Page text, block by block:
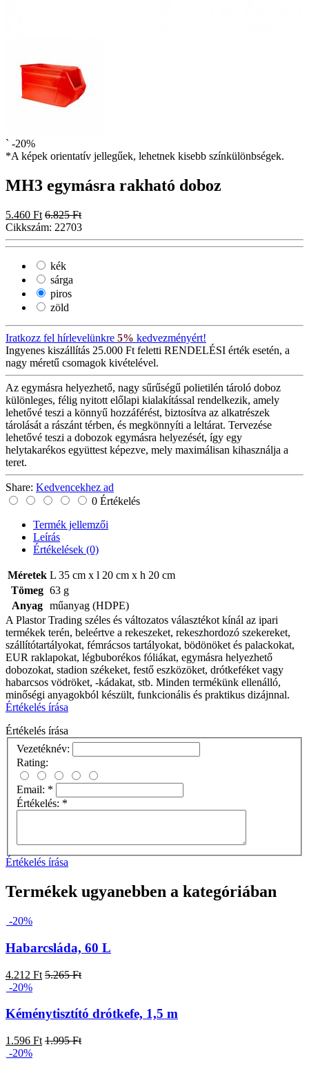
` -20%
*A képek orientatív jellegűek, lehetnek kisebb színkülönbségek.
MH3 egymásra rakható doboz
5.460 Ft 6.825 Ft
Cikkszám: 22703
kék
sárga
piros
zöld
Iratkozz fel hírlevelünkre 5% kedvezményért!
Ingyenes kiszállítás 25.000 Ft feletti RENDELÉSI érték esetén, a
nagy méretű csomagok kivételével.
Az egymásra helyezhető, nagy sűrűségű polietilén tároló doboz
különleges, félig nyitott előlapi kialakítással rendelkezik, amely
lehetővé teszi a könnyű hozzáférést, biztosítva az alkatrészek
tárolását a rászánt térben, és megkönnyíti a leltárat. Tervezése
lehetővé teszi a dobozok egymásra helyezését, így egy
helytakarékos együttest képezve, mely maximálisan kihasználja a
teret.
Share: Kedvencekhez ad
0 Értékelés
Termék jellemzői
Leírás
Értékelések (0)
Méretek L 35 cm x l 20 cm x h 20 cm
Tömeg 63 g
Anyag műanyag (HDPE)
A Plastor Trading széles és változatos választékot kínál az ipari
termékek terén, beleértve a rekeszeket, rekeszhordozó szekereket,
szállítótartályokat, fémrácsos tartályokat, bödönöket és palackokat,
EUR raklapokat, légbuborékos fóliákat, egymásra helyezhető
dobozokat, stadion székeket, festő eszközöket, drótkeféket vagy
habarcsos vödröket, -kádakat, stb. Minden termékünk ellenálló,
minőségi anyagokból készült, funkcionális és praktikus dizájnnal.
Értékelés írása
Értékelés írása
Vezetéknév:
Rating:
Email: *
Értékelés: *
Értékelés írása
Termékek ugyanebben a kategóriában
-20%
Habarcsláda, 60 L
4.212 Ft 5.265 Ft
-20%
Kéménytisztító drótkefe, 1,5 m
1.596 Ft 1.995 Ft
-20%